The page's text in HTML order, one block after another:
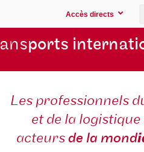
Accès directs
ports
Les professionnels
et de la
acteursde la mond